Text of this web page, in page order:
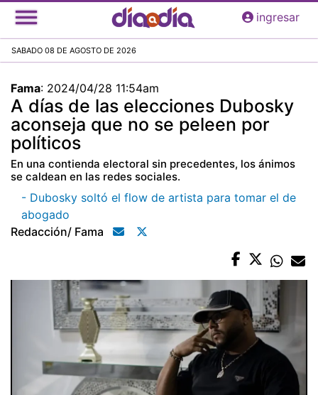
Pasar
al
principal
ingresar
SABADO 08 DE AGOSTO DE 2026
Fama: 2024/04/28 11:54am
A días de las elecciones Dubosky
aconseja que no se peleen por
políticos
En una contienda electoral sin precedentes, los ánimos
se caldean en las redes sociales.
- Dubosky soltó el flow de artista para tomar el de
abogado
Redacción/ Fama